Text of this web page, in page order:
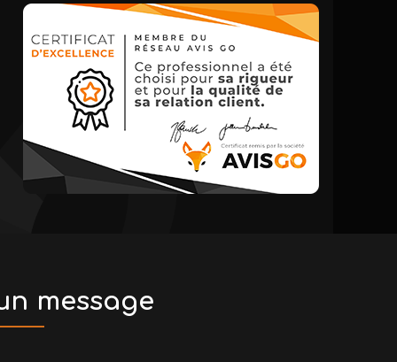
message